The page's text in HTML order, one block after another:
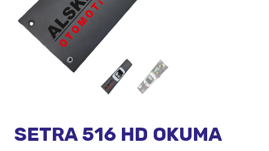
SETRA 516 HD OKUMA